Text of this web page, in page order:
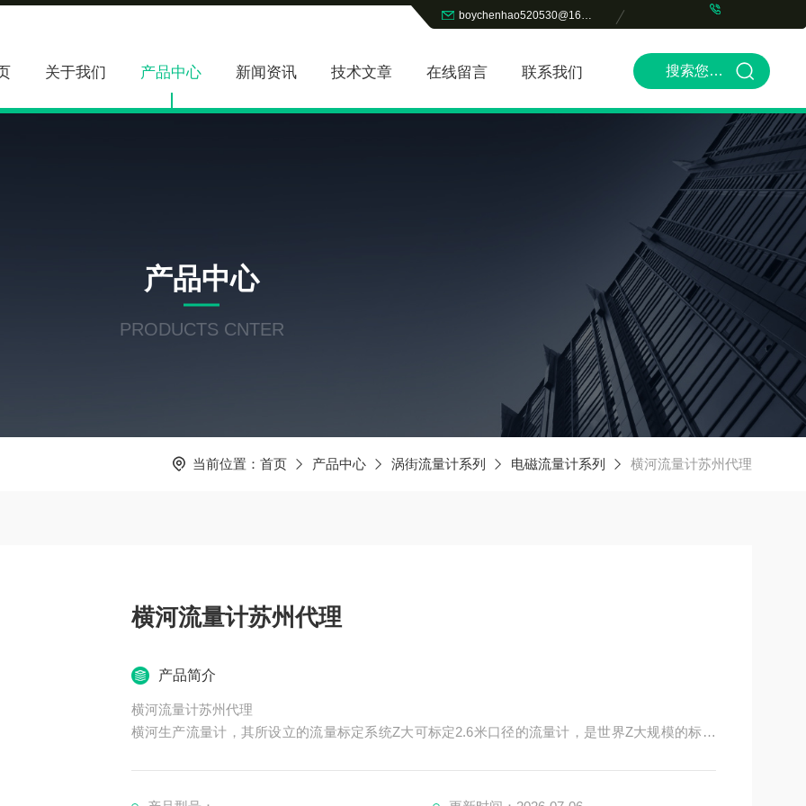
boychenhao520530@163.com
关于我们 产品中心 新闻资讯 技术文章 在线留言 联系我们
产品中心
PRODUCTS CNTER
当前位置： 首页 产品中心 涡街流量计系列 电磁流量计系列 横河流量计苏州代理
横河流量计苏州代理
产品简介
横河流量计苏州代理
横河生产流量计，其所设立的流量标定系统Z大可标定2.6米口径的流量计，是世界Z大规模的标定
开拓中国市场。